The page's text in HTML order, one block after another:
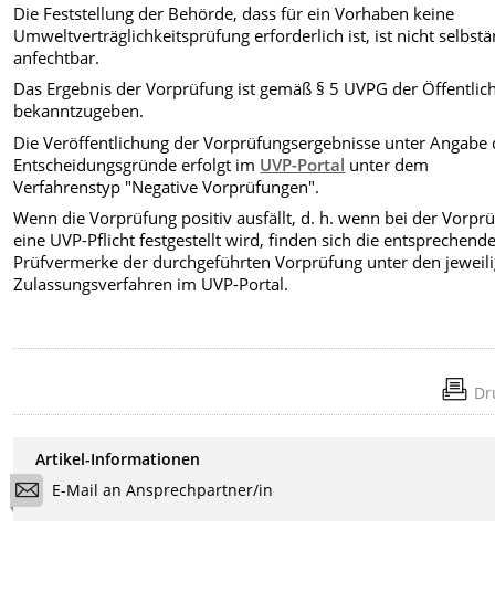
Die Feststellung der Behörde, dass für ein Vorhaben keine
Umweltverträglichkeitsprüfung erforderlich ist, ist nicht
anfechtbar.
Das Ergebnis der Vorprüfung ist gemäß § 5 UVPG der
bekanntzugeben.
Die Veröffentlichung der Vorprüfungsergebnisse unter Angabe
Entscheidungsgründeerfolgt im UVP-Portal unter dem
Verfahrenstyp "Negative Vorprüfungen".
Wenn die Vorprüfung positiv ausfällt, d. h. wenn bei der
eine UVP-Pflicht festgestellt wird, finden sich die
Prüfvermerke der durchgeführten Vorprüfung unter den
Zulassungsverfahren im UVP-Portal.
Artikel-Informationen
E-Mail an Ansprechpartner/in